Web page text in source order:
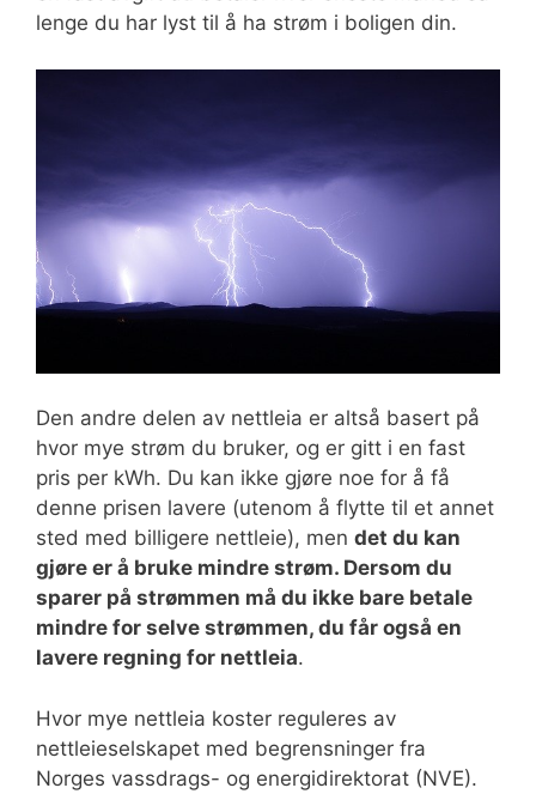
lenge du har lyst til å ha strøm i boligen din.
Den andre delen av nettleia er altså basert på
hvor mye strøm du bruker, og er gitt i en fast
pris per kWh. Du kan ikke gjøre noe for å få
denne prisen lavere (utenom å flytte til et annet
sted med billigere nettleie), men det du kan
gjøre er å bruke mindre strøm. Dersom du
sparer på strømmen må du ikke bare betale
mindre for selve strømmen, du får også en
lavere regning for nettleia.
Hvor mye nettleia koster reguleres av
nettleieselskapet med begrensninger fra
Norges vassdrags- og energidirektorat (NVE).